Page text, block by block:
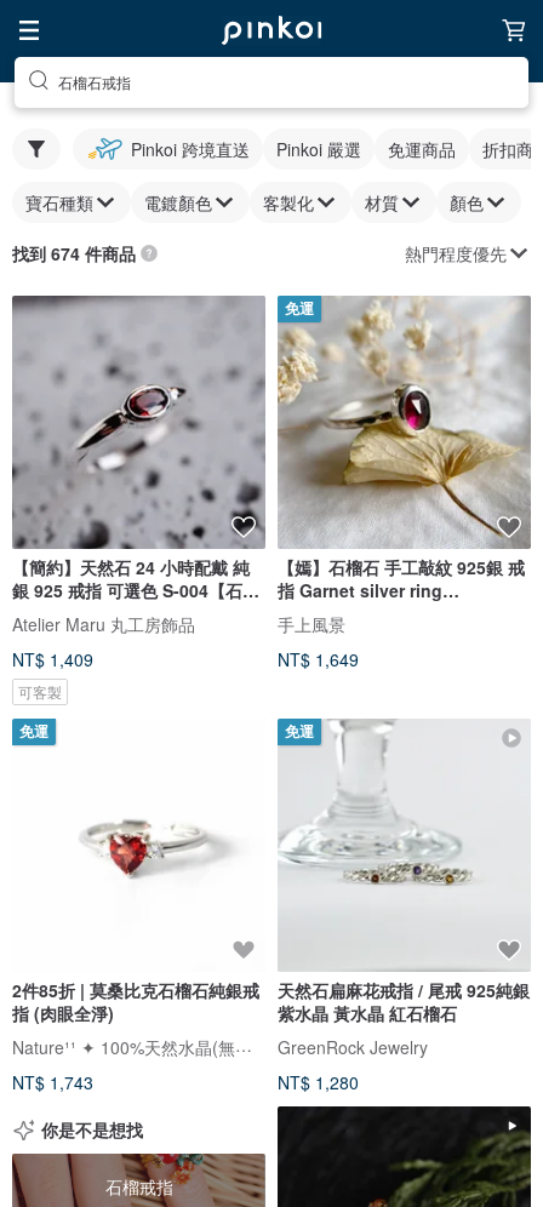
石榴石戒指
Pinkoi 跨境直送 Pinkoi 嚴選 免運商品 折扣商
寶石種類 電鍍顏色 客製化 材質 顏色
找到 674 件商品 熱門程度優先
【簡約】天然石 24 小時配戴 純
銀 925 戒指 可選色 S-004【石榴
石戒指】
Atelier Maru 丸工房飾品
NT$ 1,409
可客製
免運
【嫣】石榴石 手工敲紋 925銀 戒
指 Garnet silver ring
handmade
手上風景
NT$ 1,649
免運
2件85折 | 莫桑比克石榴石純銀戒
指 (肉眼全淨)
Nature¹¹ ✦ 100%天然水晶(無加工)
NT$ 1,743
免運
天然石扁麻花戒指 / 尾戒 925純銀
紫水晶 黃水晶 紅石榴石
GreenRock Jewelry
NT$ 1,280
你是不是想找
石榴戒指